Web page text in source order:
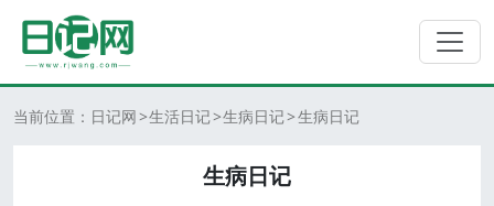
当前位置： 日记网 生活日记 生病日记 生病日记
生病日记